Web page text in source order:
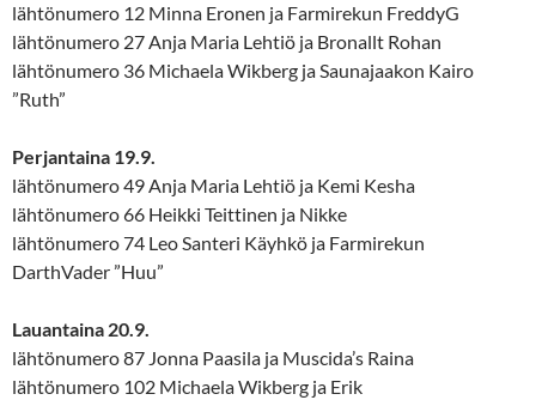
lähtönumero 12 Minna Eronen ja Farmirekun FreddyG
lähtönumero 27 Anja Maria Lehtiö ja Bronallt Rohan
lähtönumero 36 Michaela Wikberg ja Saunajaakon Kairo
”Ruth”
Perjantaina 19.9.
lähtönumero 49 Anja Maria Lehtiö ja Kemi Kesha
lähtönumero 66 Heikki Teittinen ja Nikke
lähtönumero 74 Leo Santeri Käyhkö ja Farmirekun
DarthVader ”Huu”
Lauantaina 20.9.
lähtönumero 87 Jonna Paasila ja Muscida’s Raina
lähtönumero 102 Michaela Wikberg ja Erik